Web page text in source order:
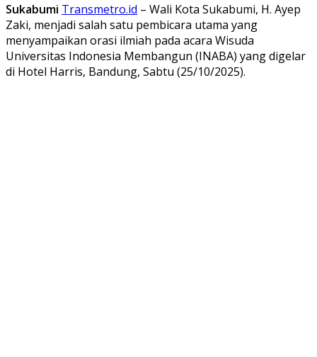
Sukabumi Transmetro.id – Wali Kota Sukabumi, H. Ayep
Zaki, menjadi salah satu pembicara utama yang
menyampaikan orasi ilmiah pada acara Wisuda
Universitas Indonesia Membangun (INABA) yang digelar
di Hotel Harris, Bandung, Sabtu (25/10/2025).